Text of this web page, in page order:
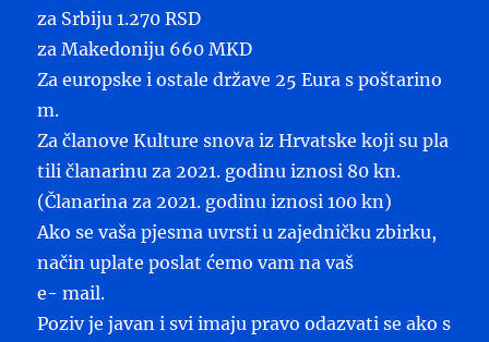
za Srbiju 1.270 RSD
za Makedoniju 660 MKD
Za europske i ostale države 25 Eura s poštarino
m.
Za članove Kulture snova iz Hrvatske koji su pla
tili članarinu za 2021. godinu iznosi 80 kn.
(Članarina za 2021. godinu iznosi 100 kn)
Ako se vaša pjesma uvrsti u zajedničku zbirku,
način uplate poslat ćemo vam na vaš
e- mail.
Poziv je javan i svi imaju pravo odazvati se ako s